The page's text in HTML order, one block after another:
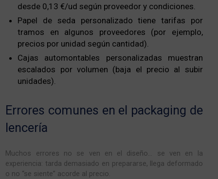
desde 0,13 €/ud según proveedor y condiciones.
Papel de seda personalizado tiene tarifas por
tramos en algunos proveedores (por ejemplo,
precios por unidad según cantidad).
Cajas automontables personalizadas muestran
escalados por volumen (baja el precio al subir
unidades).
Errores comunes en el packaging de
lencería
Muchos errores no se ven en el diseño… se ven en la
experiencia: tarda demasiado en prepararse, llega deformado
o no “se siente” acorde al precio.